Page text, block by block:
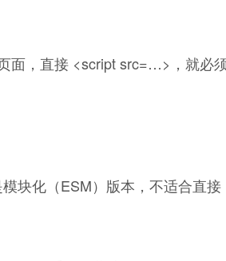
面，直接 <script src=…>，就必
块化（ESM）版本，不适合直接